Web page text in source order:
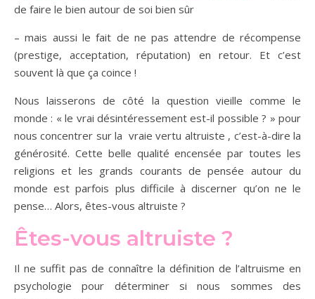
de faire le bien autour de soi bien sûr
– mais aussi le fait de ne pas attendre de récompense
(prestige, acceptation, réputation) en retour. Et c’est
souvent là que ça coince !
Nous laisserons de côté la question vieille comme le
monde : « le vrai désintéressement est-il possible ? » pour
nous concentrer sur la vraie vertu altruiste , c’est-à-dire la
générosité. Cette belle qualité encensée par toutes les
religions et les grands courants de pensée autour du
monde est parfois plus difficile à discerner qu’on ne le
pense… Alors, êtes-vous altruiste ?
Êtes-vous altruiste ?
Il ne suffit pas de connaître la définition de l’altruisme en
psychologie pour déterminer si nous sommes des